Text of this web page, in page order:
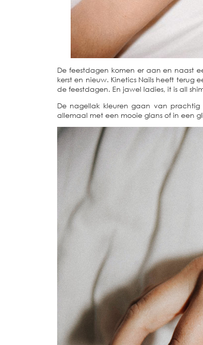
De feestdagen komen er aan en naast
kerst en nieuw. Kinetics Nails heeft
de feestdagen. En jawel ladies, it is all
De nagellak kleuren gaan van prachtig
allemaal met een mooie glans of in een